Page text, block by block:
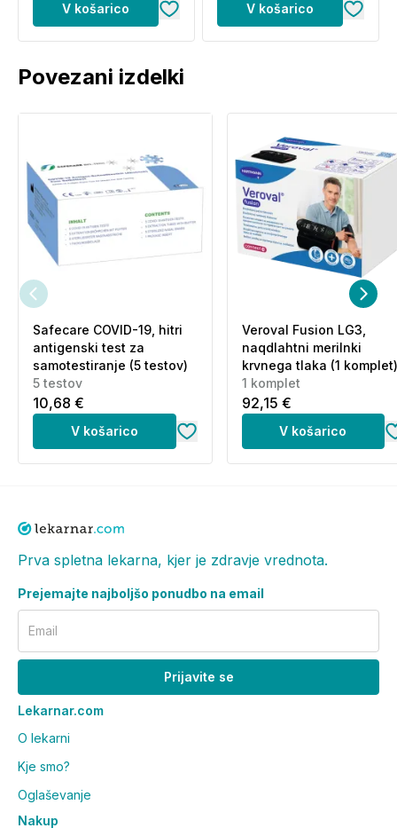
V košarico V košarico
Povezani izdelki
Safecare COVID-19, hitri
antigenski test za
samotestiranje (5 testov)
5 testov
10,68 €
V košarico
Veroval Fusion LG3,
naqdlahtni merilnki
krvnega tlaka (1 komplet)
1 komplet
92,15 €
V košarico
Prva spletna lekarna, kjer je zdravje vrednota.
Prejemajte najboljšo ponudbo na email
Email
Prijavite se
Lekarnar.com
O lekarni
Kje smo?
Oglaševanje
Nakup